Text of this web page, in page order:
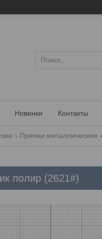
Новинки Контакты
Пряжки металлические
полир (2621#)